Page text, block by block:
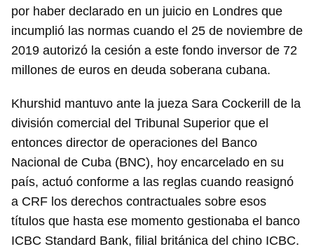
por haber declarado en un juicio en Londres que
incumplió las normas cuando el 25 de noviembre de
2019 autorizó la cesión a este fondo inversor de 72
millones de euros en deuda soberana cubana.
Khurshid mantuvo ante la jueza Sara Cockerill de la
división comercial del Tribunal Superior que el
entonces director de operaciones del Banco
Nacional de Cuba (BNC), hoy encarcelado en su
país, actuó conforme a las reglas cuando reasignó
a CRF los derechos contractuales sobre esos
títulos que hasta ese momento gestionaba el banco
ICBC Standard Bank, filial británica del chino ICBC.